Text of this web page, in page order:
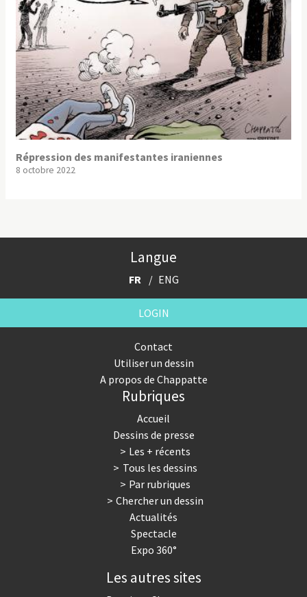
Répression des manifestantes iraniennes
8 octobre 2022
Langue
FR ENG
LOGIN
Contact
Utiliser un dessin
A propos de Chappatte
Rubriques
Accueil
Dessins de presse
Les + récents
Tous les dessins
Par rubriques
Chercher un dessin
Actualités
Spectacle
Expo 360°
Les autres sites